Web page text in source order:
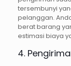
tersembunyi
pelanggan.
berat barang
estimasi biaya
4.